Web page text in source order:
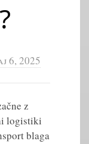
6, 2025
z
logistiki
blaga